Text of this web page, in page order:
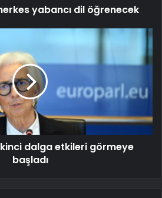
yabancı dil öğrenecek
dalga etkileri görmeye
başladı